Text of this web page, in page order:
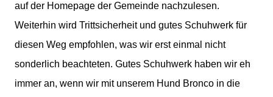
auf der Homepage der Gemeinde nachzulesen.
Weiterhin wird Trittsicherheit und gutes Schuhwerk für
diesen Weg empfohlen, was wir erst einmal nicht
sonderlich beachteten. Gutes Schuhwerk haben wir eh
immer an, wenn wir mit unserem Hund Bronco in die